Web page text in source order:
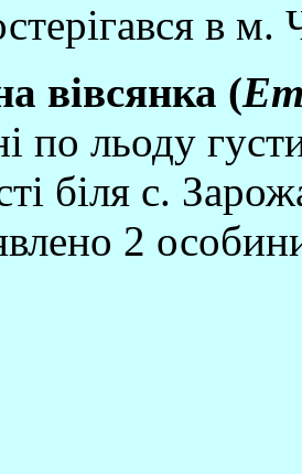
в м.
вiвсянка (
по льоду
бiля с.
2